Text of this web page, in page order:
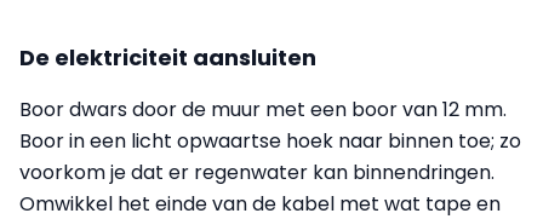
De elektriciteit aansluiten
Boor dwars door de muur met een boor van 12 mm.
Boor in een licht opwaartse hoek naar binnen toe; zo
voorkom je dat er regenwater kan binnendringen.
Omwikkel het einde van de kabel met wat tape en